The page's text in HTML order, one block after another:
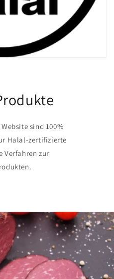
sind 100%
Halal-zertifizierte
Verfahren zur